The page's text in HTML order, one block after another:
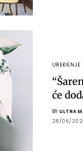
UREĐENJE
će
BY ULTRA
28/06/